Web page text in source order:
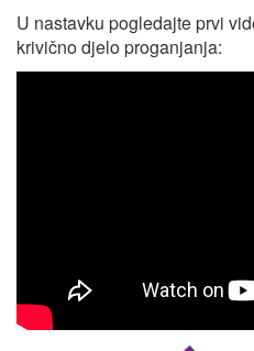
U nastavku pogledajte prvi
krivično djelo proganjanja: